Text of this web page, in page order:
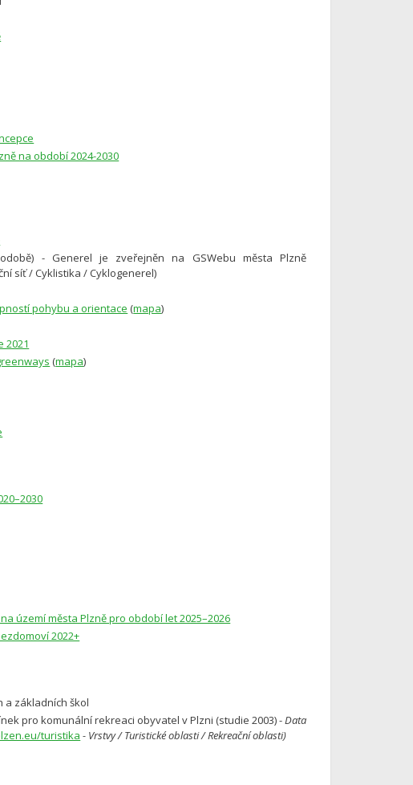
na období 2024-2030
- Generel je zveřejněn na GSWebu města Plzně
síť / Cyklistika / Cyklogenerel)
pohybu a orientace (mapa)
2021
(mapa)
území města Plzně pro období let 2025–2026
2022+
a základních škol
pro komunální rekreaci obyvatel v Plzni (studie 2003) -Data
turistika - Vrstvy / Turistické oblasti / Rekreační oblasti)